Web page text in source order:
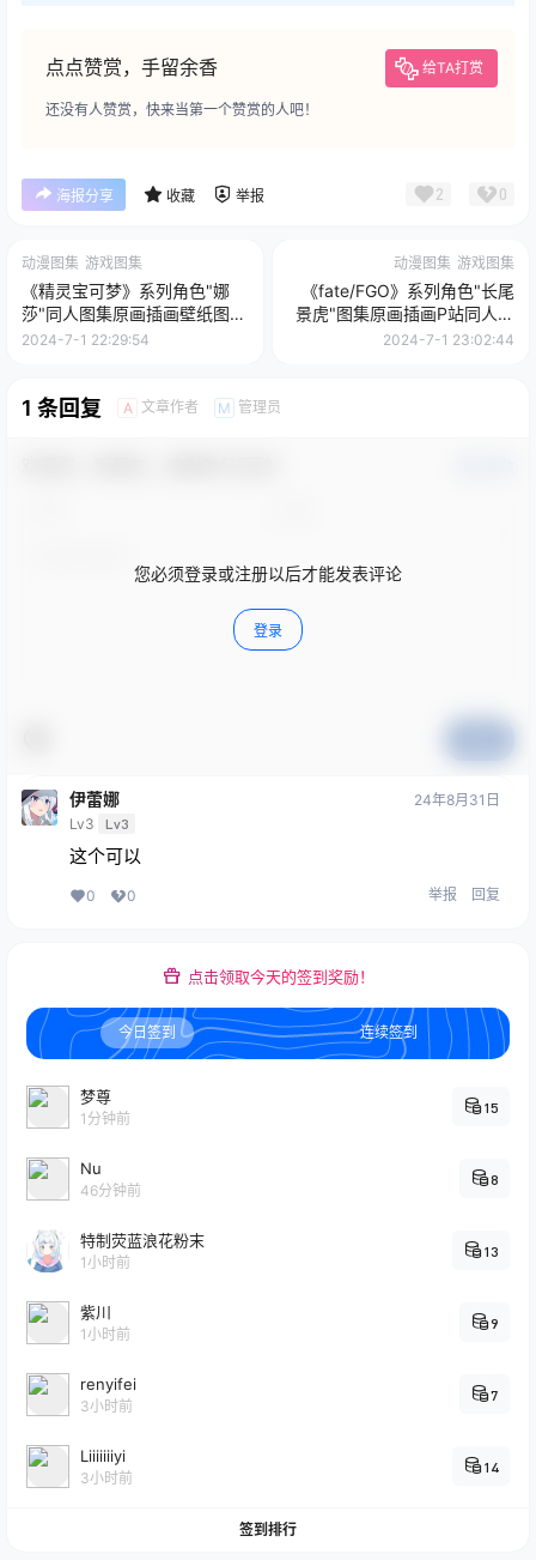
点点赞赏，手留余香 给TA打赏
还没有人赞赏，快来当第一个赞赏的人吧！
海报分享 收藏 举报 2 0
动漫图集 游戏图集
《精灵宝可梦》系列角色"娜
莎"同人图集原画插画壁纸图片
素材
2024-7-1 22:29:54
动漫图集 游戏图集
《fate/FGO》系列角色"长尾
景虎"图集原画插画P站同人图
片素材
2024-7-1 23:02:44
1 条回复 A 文章作者 M 管理员
您必须登录或注册以后才能发表评论
登录
伊蕾娜
Lv3 Lv3
24年8月31日
这个可以
0 0 举报 回复
点击领取今天的签到奖励！
今日签到 连续签到
梦尊
1分钟前
15
Nu
46分钟前
8
特制荧蓝浪花粉末
1小时前
13
紫川
1小时前
9
renyifei
3小时前
7
Liiiiiiiyi
3小时前
14
签到排行